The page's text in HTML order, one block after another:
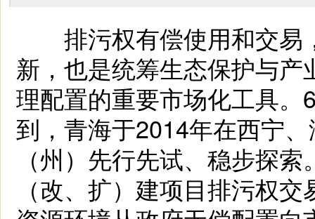
排污权有偿使用和交易
新，也是统筹生态保护与
理配置的重要市场化工具
到，青海于2014年在西宁
（州）先行先试、稳步探
（改、扩）建项目排污权